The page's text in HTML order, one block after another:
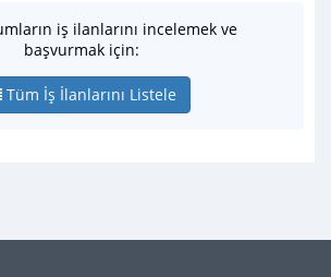
iş ilanlarını incelemek ve
başvurmak için:
Tüm İş İlanlarını Listele